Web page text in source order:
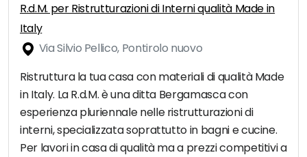
R.d.M. per Ristrutturazioni di Interni qualità Made in
Italy
Via Silvio Pellico, Pontirolo nuovo
Ristruttura la tua casa con materiali di qualità Made
in Italy. La R.d.M. è una ditta Bergamasca con
esperienza pluriennale nelle ristrutturazioni di
interni, specializzata soprattutto in bagni e cucine.
Per lavori in casa di qualità ma a prezzi competitivi a